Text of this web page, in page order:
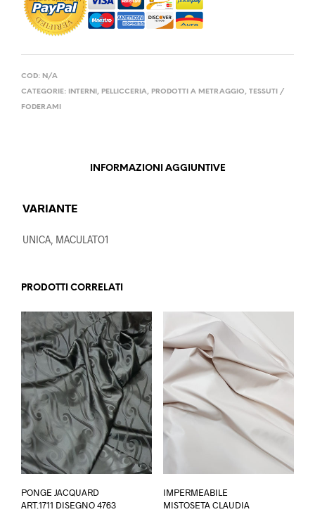
COD: N/A
CATEGORIE:
INTERNI , PELLICCERIA, PRODOTTI A METRAGGIO, TESSUTI /
FODERAMI
INFORMAZIONI AGGIUNTIVE
VARIANTE
UNICA, MACULATO1
PRODOTTI CORRELATI
PONGE JACQUARD
ART.1711 DISEGNO 4763
prodotto
IMPERMEABILE
MISTOSETA CLAUDIA